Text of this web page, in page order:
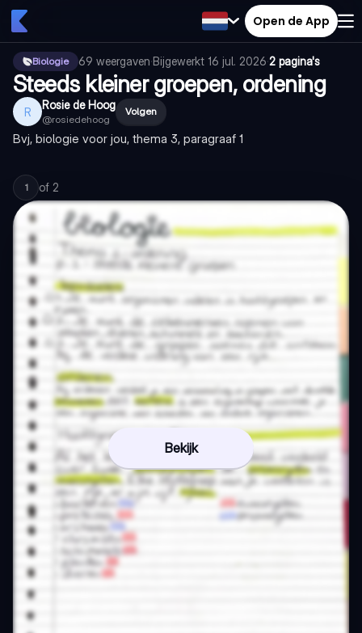
Open de App
Biologie 69 weergaven·Bijgewerkt 16 jul. 2026·2 pagina's
Steeds kleiner groepen, ordening
R Rosie de Hoog
@rosiedehoog
Volgen
Bvj, biologie voor jou, thema 3, paragraaf 1
1 of 2
Bekijk